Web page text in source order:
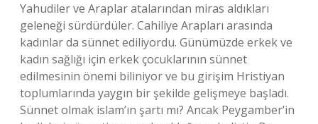
Yahudiler ve Araplar atalarından miras aldıkları
geleneği sürdürdüler. Cahiliye Arapları arasında
kadınlar da sünnet ediliyordu. Günümüzde erkek ve
kadın sağlığı için erkek çocuklarının sünnet
edilmesinin önemi biliniyor ve bu girişim Hristiyan
toplumlarında yaygın bir şekilde gelişmeye başladı.
Sünnet olmak islam’ın şartı mı? Ancak Peygamber’in